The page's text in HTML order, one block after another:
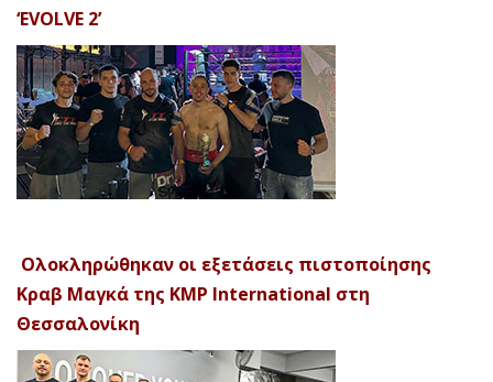
‘EVOLVE 2’
Ολοκληρώθηκαν οι εξετάσεις πιστοποίησης
Κραβ Μαγκά της KMP International στη
Θεσσαλονίκη